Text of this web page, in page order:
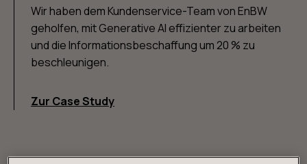
Wir haben dem Kundenservice-Team von EnBW
geholfen, mit Generative AI effizienter zu arbeiten
und die Informationsbeschaffung um 20 % zu
beschleunigen.
Zur Case Study